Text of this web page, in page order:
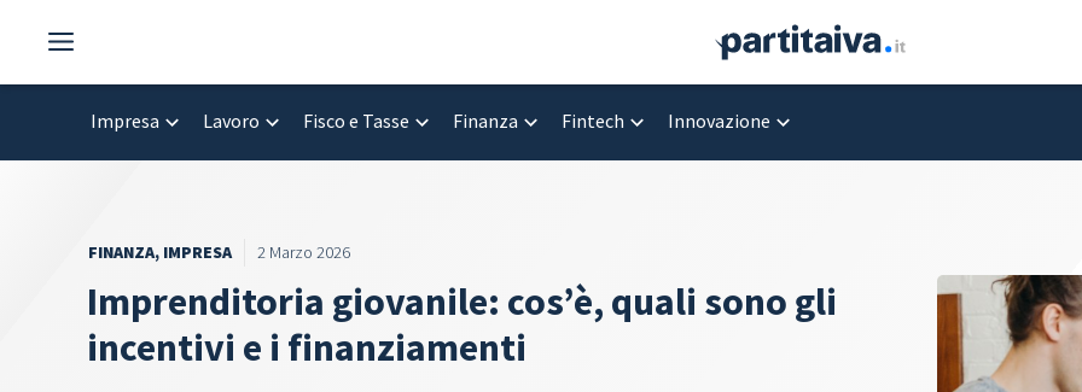
contenuto
Impresa Lavoro Fisco e Tasse Finanza Fintech Innovazione
FINANZA, IMPRESA 2 Marzo 2026
Imprenditoria giovanile: cos’è, quali sono gli
incentivi e i finanziamenti